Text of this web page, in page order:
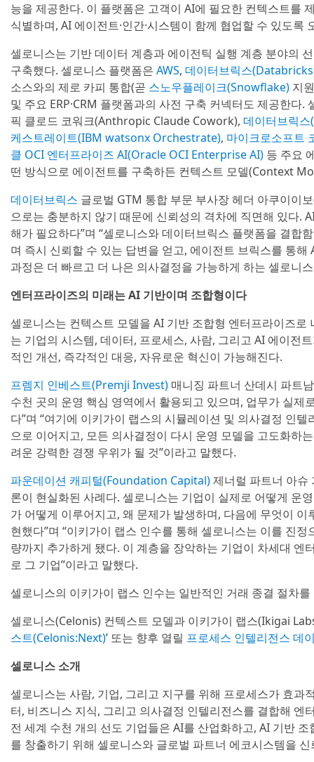
능을 제공한다. 이 플랫폼은 고객이 AI에 필요한 컨텍스트를
식별하며, AI 에이전트·인간·시스템이 함께 협업할 수 있도록
셀로니스는 기반 데이터 계층과 에이전틱 실행 계층 분야의
구축했다. 셀로니스 플랫폼은 AWS, 데이터브릭스
소스와의 제로 카피 통합(곧 스노우플레이크(Snowflake) 지
및 주요 ERP·CRM 플랫폼과의 사전 구축 커넥터도 제공한다
픽 클로드 코워크(Anthropic Claude Cowork), 데이터브릭
케스트레이트(IBM watsonx Orchestrate), 마이크로소프트
클 OCI 엔터프라이즈 AI(Oracle OCI Enterprise AI) 등 주요
떤 방식으로 에이전트를 구축하든 컨텍스트 모델(Context
데이터브릭스 글로벌 GTM 통합 부문 부사장 헤더 아쿠이이
으로는 충분하지 않기 때문에 신뢰성의 격차에 직면해 있다.
해가 필요하다”며 “셀로니스와 데이터브릭스 플랫폼을 결
며 즉시 신뢰할 수 있는 답변을 얻고, 에이전트 브릭스를 통
과정은 더 빠르고 더 나은 의사결정을 가능하게 하는 셀로니
엔터프라이즈의 미래는 AI 기반이며 조합형이다
셀로니스는 컨텍스트 모델을 AI 기반 조합형 엔터프라이즈
는 기업의 시스템, 데이터, 프로세스, 사람, 그리고 AI 에이전
적인 개선, 즉각적인 대응, 자유로운 혁신이 가능해진다.
프렘지 인베스트(Premji Invest) 매니징 파트너 산데시 파트
수천 곳의 운영 핵심 영역에서 활용되고 있으며, 업무가 실
다”며 “여기에 이키가이 랩스의 시뮬레이션 및 의사결정 인
으로 이어지고, 모든 의사결정이 다시 운영 모델을 고도화하
려운 강력한 경쟁 우위가 될 것”이라고 말했다.
파운데이션 캐피털(Foundation Capital)제너럴 파트너 아슈
론이 현실화된 사례다. 셀로니스는 기업이 실제로 어떻게 운
가 어떻게 이루어지고, 왜 문제가 발생하며, 다음에 무엇이
현했다”며 “이키가이 랩스 인수를 통해 셀로니스는 이를 진
량까지 추가하게 됐다. 이 계층을 장악하는 기업이 차세대
로 그 기업”이라고 말했다.
셀로니스의 이키가이 랩스 인수는 일반적인 거래 종결 절차
셀로니스(Celonis) 컨텍스트 모델과 이키가이 랩스(Ikigai
스트(Celonis:Next)’ 또는 향후 열릴 프로세스 인텔리전스 데
셀로니스 소개
셀로니스는 사람, 기업, 그리고 지구를 위해 프로세스가 효
터, 비즈니스 지식, 그리고 의사결정 인텔리전스를 결합해
전 세계 수천 개의 선도 기업들은 AI를 산업화하고, AI 기반
를 창출하기 위해 셀로니스와 글로벌 파트너 에코시스템을